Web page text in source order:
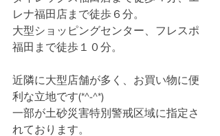
レナ福田店まで徒歩６分。
大型ショッピングセンター、フレスポ
福田まで徒歩１０分。
近隣に大型店舗が多く、お買い物に便
利な立地です(*^-^*)
一部が土砂災害特別警戒区域に指定さ
れております。